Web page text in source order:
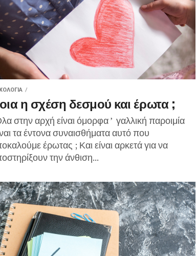
η σχέση δεσμού και έρωτα ;
στην αρχή είναι όμορφα ’ γαλλική παροιμία
τα έντονα συναισθήματα αυτό που
έρωτας ; Και είναι αρκετά για να
την άνθιση...